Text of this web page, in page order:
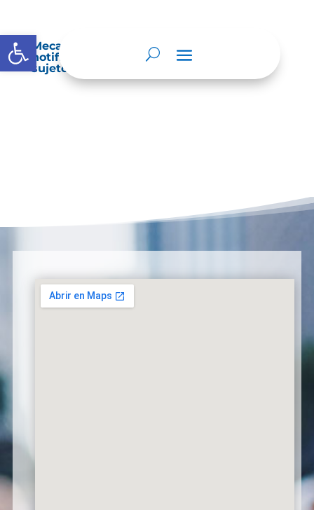
Abrir barra de herramientas
Mecanismos internos de supervisión,
notificación y vigilancia pertinente del
sujeto obligado